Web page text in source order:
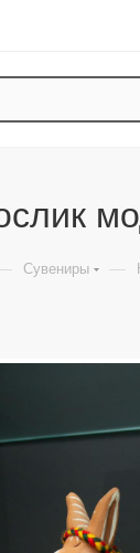
Сувениры —